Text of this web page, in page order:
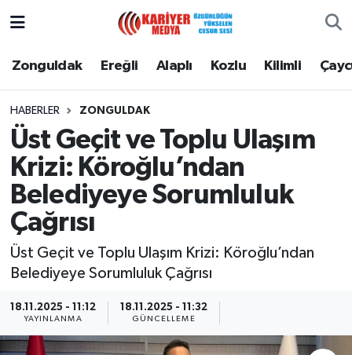
Zonguldak Ereğli Alaplı Kozlu Kilimli
HABERLER ZONGULDAK
Üst Geçit ve Toplu Ulaşım
Krizi: Köroğlu’ndan
Belediyeye Sorumluluk
Çağrısı
Üst Geçit ve Toplu Ulaşım Krizi: Köroğlu’ndan
Belediyeye Sorumluluk Çağrısı
18.11.2025 - 11:12
YAYINLANMA
18.11.2025 - 11:32
GÜNCELLEME
Zonguldak
Alaplı
Kozlu
Kilimli
Çaycuma
Gökçebey
Devrek
Zonguldak Nöbetçi Eczaneler
Zonguldak Namaz Vakitleri
Zonguldak Trafik Yoğunluk Haritası
Puan Durumu ve Fikstür
Tüm Manşetler
Son Dakika Haberleri
Haber Arşivi